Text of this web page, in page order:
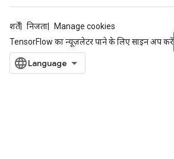
शर्तें निजता
Manage cookies
TensorFlow का न्यूज़लेटर पाने के लिए साइन अप करें